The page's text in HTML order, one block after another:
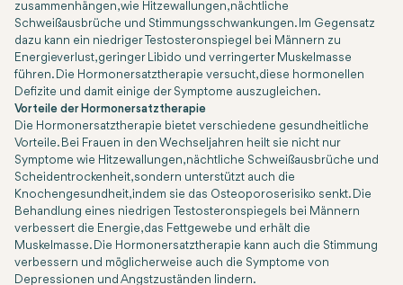
zusammenhängen, wie Hitzewallungen, nächtliche
Schweißausbrüche und Stimmungsschwankungen. Im Gegensatz
dazu kann ein niedriger Testosteronspiegel bei Männern zu
Energieverlust, geringer Libido und verringerter Muskelmasse
führen. Die Hormonersatztherapie versucht, diese hormonellen
Defizite und damit einige der Symptome auszugleichen.
Vorteile der Hormonersatztherapie
Die Hormonersatztherapie bietet verschiedene gesundheitliche
Vorteile. Bei Frauen in den Wechseljahren heilt sie nicht nur
Symptome wie Hitzewallungen, nächtliche Schweißausbrüche und
Scheidentrockenheit, sondern unterstützt auch die
Knochengesundheit, indem sie das Osteoporoserisiko senkt. Die
Behandlung eines niedrigen Testosteronspiegels bei Männern
verbessert die Energie, das Fettgewebe und erhält die
Muskelmasse. Die Hormonersatztherapie kann auch die Stimmung
verbessern und möglicherweise auch die Symptome von
Depressionen und Angstzuständen lindern.